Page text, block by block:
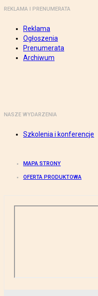
REKLAMA I PRENUMERATA
Reklama
Ogłoszenia
Prenumerata
Archiwum
NASZE WYDARZENIA
Szkolenia i konferencje
MAPA STRONY
OFERTA PRODUKTOWA